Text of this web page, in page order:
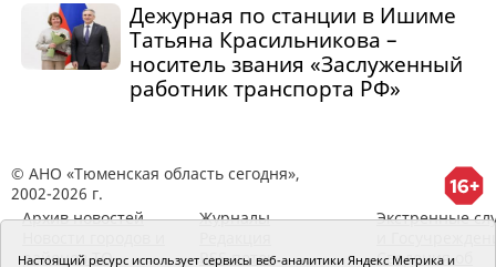
Дежурная по станции в Ишиме
Татьяна Красильникова –
носитель звания «Заслуженный
работник транспорта РФ»
© АНО «Тюменская область сегодня»,
2002-2026 г.
Архив новостей
районов ТО
Журналы
RSS поток
Экстренные
Сведения об
Настоящий ресурс использует сервисы веб-аналитики Яндекс Метрика и